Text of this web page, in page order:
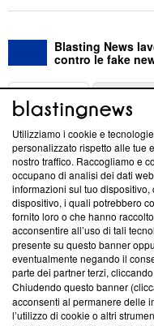
Blasting News
contro le fake
ABOUT
Questa sezione offre
News, sui nostri
creare news di qualità.
‘Trust Project - News with
ancora membro del
parte; Trust Project non
conformità agli standard.
Su di noi
Team editoriale
Utilizziamo i cookie e
personalizzato rispetto alle tue
nostro traffico. Raccogliamo e
occupano di analisi dei dati
informazioni sul tuo dispositivo,
dispositivo, i quali potrebbero
fornito loro o che hanno
acconsentire all’uso di tali
presente su questo banner
eventualmente negando il
parte dei partner terzi,
Chiudendo questo banner
acconsenti al permanere delle
l’utilizzo di cookie o altri